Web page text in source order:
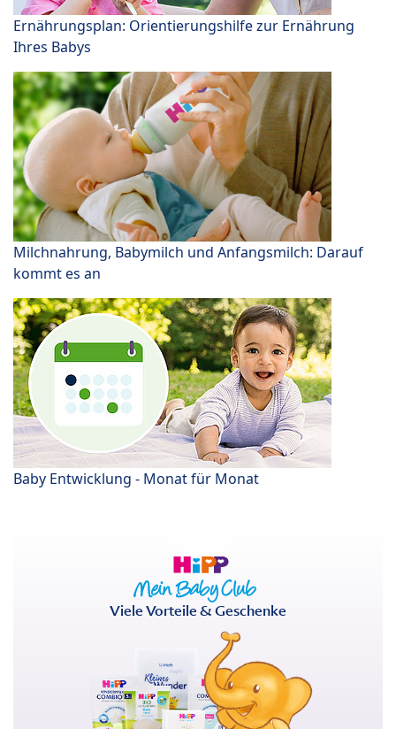
Ernährungsplan: Orientierungshilfe zur Ernährung
Ihres Babys
Milchnahrung, Babymilch und Anfangsmilch: Darauf
kommt es an
Baby Entwicklung - Monat für Monat
Viele Vorteile & Geschenke